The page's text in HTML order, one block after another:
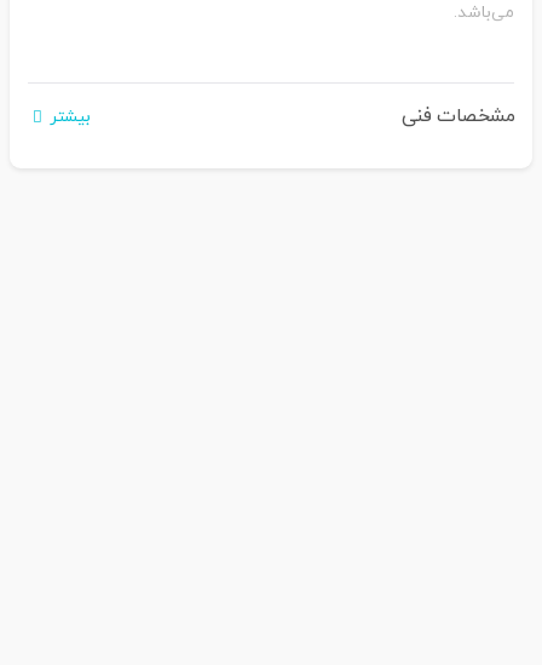
می‌باشد.
از تابش مستقیم آفتاب نگهداری شود
مشخصات فنی بیشتر